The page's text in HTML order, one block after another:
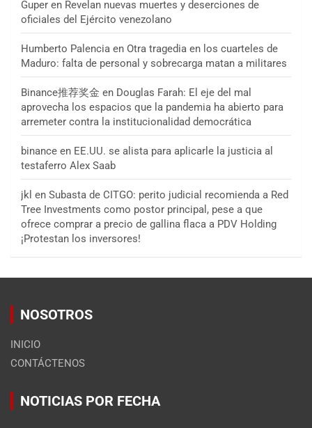
Guper en Revelan nuevas muertes y deserciones de
oficiales del Ejército venezolano
Humberto Palencia en Otra tragedia en los cuarteles de
Maduro: falta de personal y sobrecarga matan a militares
Binance推荐奖金 en Douglas Farah: El eje del mal
aprovecha los espacios que la pandemia ha abierto para
arremeter contra la institucionalidad democrática
binance en EE.UU. se alista para aplicarle la justicia al
testaferro Alex Saab
jkl en Subasta de CITGO: perito judicial recomienda a Red
Tree Investments como postor principal, pese a que
ofrece comprar a precio de gallina flaca a PDV Holding
¡Protestan los inversores!
NOSOTROS
INICIO
CONTÁCTENOS
NOTICIAS POR FECHA